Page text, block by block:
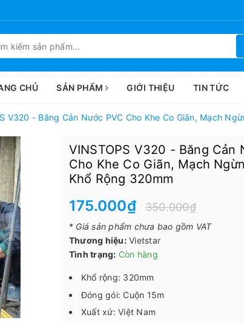
CHỦ SẢN PHẨM GIỚI THIỆU TIN TỨC
V320 - Băng Cản Nước PVC Cho Khe Co Giãn, Mạch
VINSTOPS V320 - Băng Cản
Cho Khe Co Giãn, Mạch
Khổ Rộng 320mm
175.000₫ 350.000₫
* Giá sản phẩm chưa bao gồm VAT
Thương hiệu: Vietstar
Tình trạng: Còn hàng
Khổ rộng: 320mm
Đóng gói: Cuộn 15m
Xuất xứ: Việt Nam